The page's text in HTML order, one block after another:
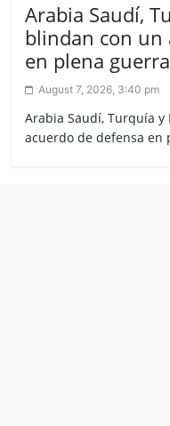
Arabia Saudí,
blindan con un
en plena guerra
August 7, 2026, 3:40 pm
Arabia Saudí, Turquía
acuerdo de defensa en